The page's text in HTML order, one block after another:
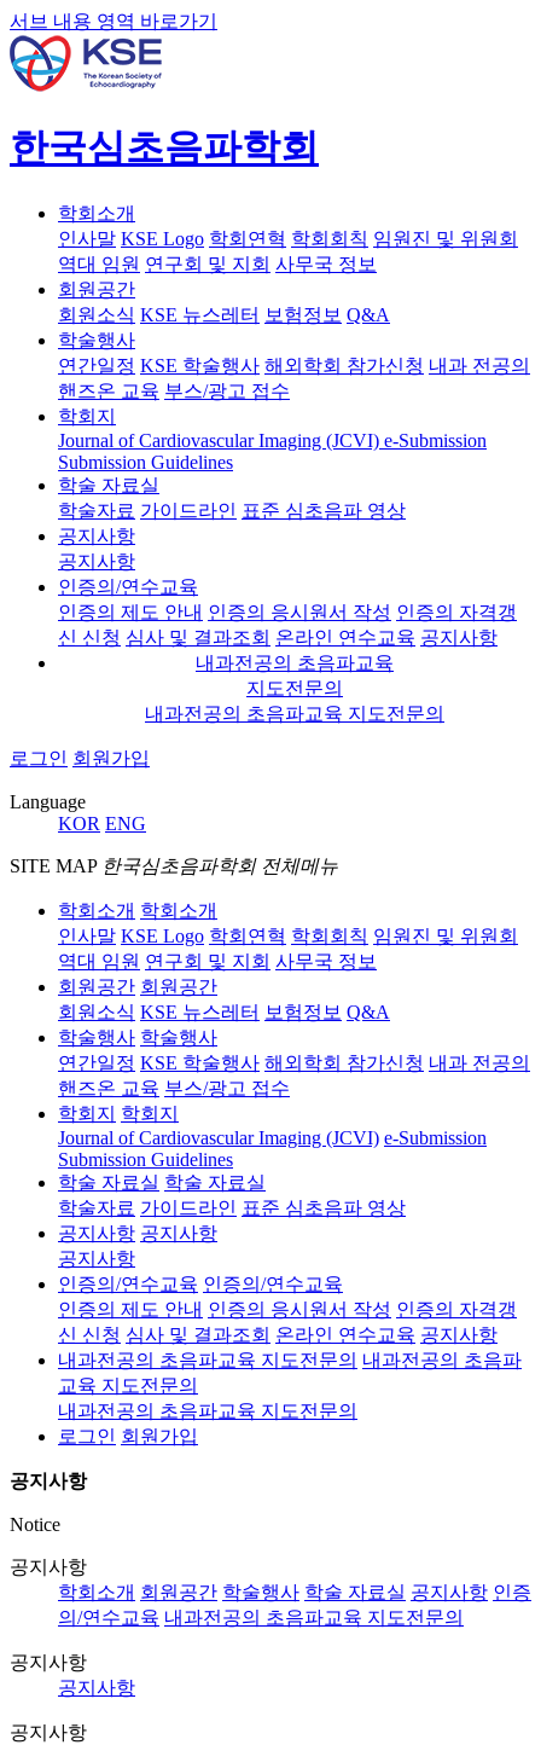
서브 내용 영역 바로가기
한국심초음파학회
학회소개
인사말 KSE Logo 학회연혁 학회회칙 임원진 및 위원회
역대 임원 연구회 및 지회 사무국 정보
회원공간
회원소식 KSE 뉴스레터 보험정보 Q&A
학술행사
연간일정 KSE 학술행사 해외학회 참가신청 내과 전공의
핸즈온 교육 부스/광고 접수
학회지
Journal of Cardiovascular Imaging (JCVI) e-Submission
Submission Guidelines
학술 자료실
학술자료 가이드라인 표준 심초음파 영상
공지사항
공지사항
인증의/연수교육
인증의 제도 안내 인증의 응시원서 작성 인증의 자격갱
신 신청 심사 및 결과조회 온라인 연수교육 공지사항
내과전공의 초음파교육
지도전문의
내과전공의 초음파교육 지도전문의
로그인 회원가입
Language
KOR ENG
SITE MAP 한국심초음파학회 전체메뉴
학회소개 학회소개
인사말 KSE Logo 학회연혁 학회회칙 임원진 및 위원회
역대 임원 연구회 및 지회 사무국 정보
회원공간 회원공간
회원소식 KSE 뉴스레터 보험정보 Q&A
학술행사 학술행사
연간일정 KSE 학술행사 해외학회 참가신청 내과 전공의
핸즈온 교육 부스/광고 접수
학회지
학회지
Journal of Cardiovascular Imaging (JCVI) e-Submission
Submission Guidelines
학술 자료실 학술 자료실
학술자료 가이드라인 표준 심초음파 영상
공지사항 공지사항
공지사항
인증의/연수교육 인증의/연수교육
인증의 제도 안내 인증의 응시원서 작성 인증의 자격갱
신 신청 심사 및 결과조회 온라인 연수교육 공지사항
내과전공의 초음파교육 지도전문의 내과전공의 초음파
교육 지도전문의
내과전공의 초음파교육 지도전문의
로그인 회원가입
공지사항
Notice
공지사항
학회소개 회원공간 학술행사 학술 자료실 공지사항 인증
의/연수교육 내과전공의 초음파교육 지도전문의
공지사항
공지사항
공지사항